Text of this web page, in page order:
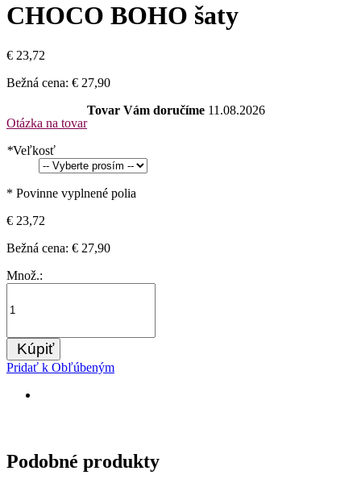
CHOCO BOHO šaty
€ 23,72
Bežná cena: € 27,90
Otázka na tovar
Tovar Vám doručíme 11.08.2026
*Veľkosť
* Povinne vyplnené polia
€ 23,72
Bežná cena: € 27,90
Množ.:
Kúpiť
Pridať k Obľúbeným
Podobné produkty